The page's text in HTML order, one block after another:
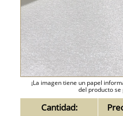
¡La imagen tiene un papel
del producto
Cantidad: